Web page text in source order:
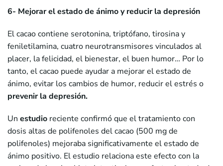
6- Mejorar el estado de ánimo y reducir la depresión
El cacao contiene serotonina, triptófano, tirosina y
feniletilamina, cuatro neurotransmisores vinculados al
placer, la felicidad, el bienestar, el buen humor… Por lo
tanto, el cacao puede ayudar a mejorar el estado de
ánimo, evitar los cambios de humor, reducir el estrés o
prevenir la depresión.
Un estudio reciente confirmó que el tratamiento con
dosis altas de polifenoles del cacao (500 mg de
polifenoles) mejoraba significativamente el estado de
ánimo positivo. El estudio relaciona este efecto con la